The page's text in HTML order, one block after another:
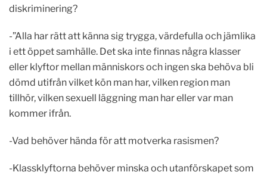
diskriminering?
-”Alla har rätt att känna sig trygga, värdefulla och jämlika
i ett öppet samhälle. Det ska inte finnas några klasser
eller klyftor mellan människors och ingen ska behöva bli
dömd utifrån vilket kön man har, vilken region man
tillhör, vilken sexuell läggning man har eller var man
kommer ifrån.
-Vad behöver hända för att motverka rasismen?
-Klassklyftorna behöver minska och utanförskapet som